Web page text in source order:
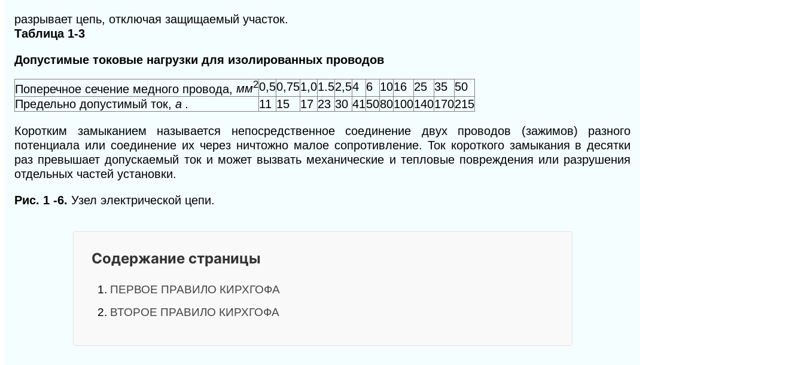
разрывает цепь, отключая защищаемый участок.
Таблица1-3
Допустимые токовые нагрузки для изолированных проводов
Поперечное сечение медного провода, мм20,50,751,01.52,54 6 1016 25 35 50
Предельно допустимый ток, а . 11 15 17 23 30 415080100140170215
Коротким замыканием называется непо­средственное соединение двух проводов (зажимов) разного
потенциала или соединение их через ничтожно малое со­противление. Ток короткого замыкания в десятки
раз пре­вышает допускаемый ток и может вызвать механические и тепловые повреждения или разрушения
отдельных частей установки.
Рис. 1 -6. Узел элек­трической цепи.
Содержание страницы
1. ПЕРВОЕ ПРАВИЛО КИРХГОФА
2. ВТОРОЕ ПРАВИЛО КИРХГОФА